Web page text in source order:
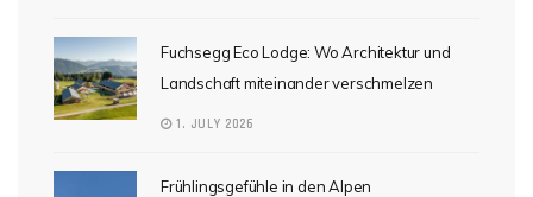
Fuchsegg Eco Lodge: Wo Architektur und
Landschaft miteinander verschmelzen
1. JULY 2026
Frühlingsgefühle in den Alpen